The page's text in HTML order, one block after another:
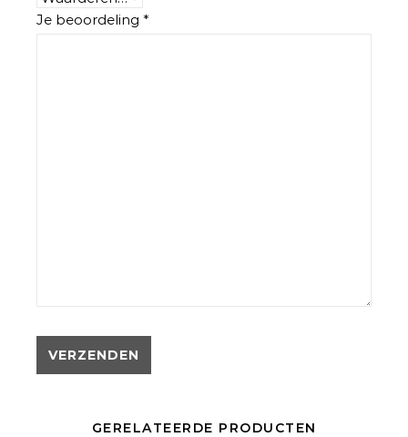
Je beoordeling *
GERELATEERDE PRODUCTEN